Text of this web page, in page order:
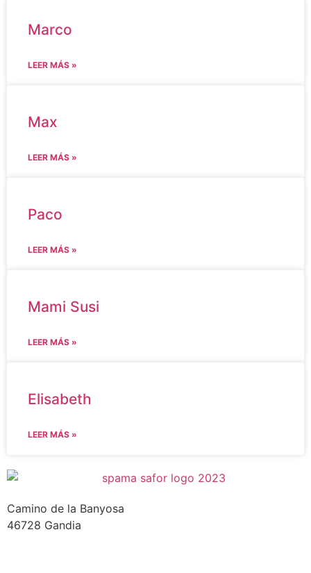
Marco
LEER MÁS »
Max
LEER MÁS »
Paco
LEER MÁS »
Mami Susi
LEER MÁS »
Elisabeth
LEER MÁS »
Camino de la Banyosa
46728 Gandia